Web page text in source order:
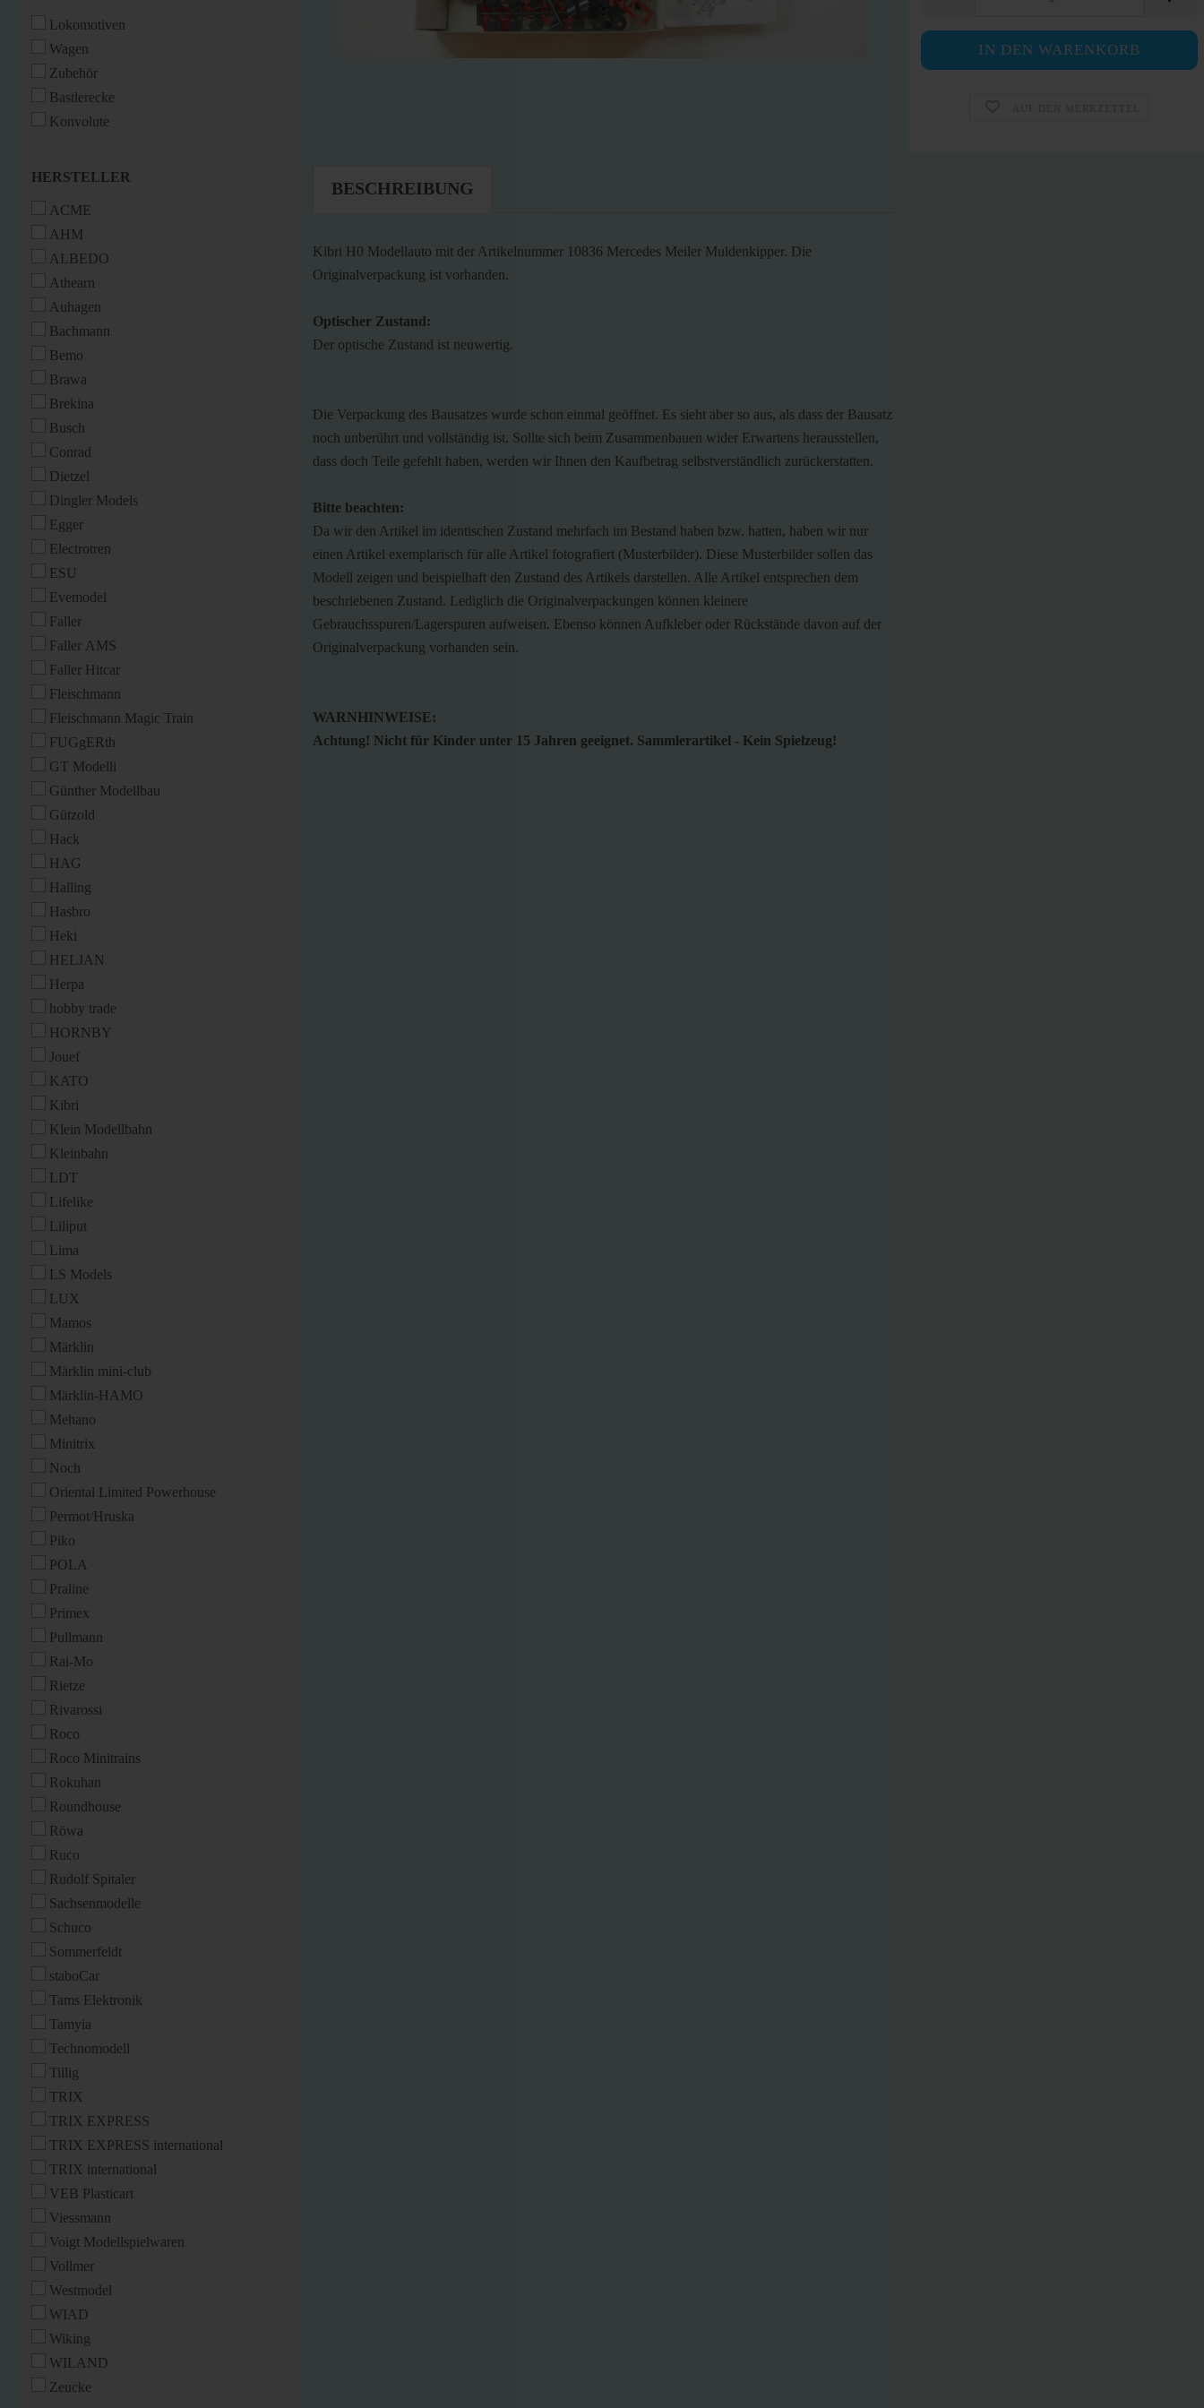
BESCHREIBUNG
Kibri H0 Modellauto mit der Artikelnummer 10836 Mercedes Meiler Muldenkipper. Die
Originalverpackung ist vorhanden.
Optischer Zustand:
Der optische Zustand ist neuwertig.
Die Verpackung des Bausatzes wurde schon einmal geöffnet. Es sieht aber so aus, als dass der Bausatz
noch unberührt und vollständig ist. Sollte sich beim Zusammenbauen wider Erwartens herausstellen,
dass doch Teile gefehlt haben, werden wir Ihnen den Kaufbetrag selbstverständlich zurückerstatten.
Bitte beachten:
Da wir den Artikel im identischen Zustand mehrfach im Bestand haben bzw. hatten, haben wir nur
einen Artikel exemplarisch für alle Artikel fotografiert (Musterbilder). Diese Musterbilder sollen das
Modell zeigen und beispielhaft den Zustand des Artikels darstellen. Alle Artikel entsprechen dem
beschriebenen Zustand. Lediglich die Originalverpackungen können kleinere
Gebrauchsspuren/Lagerspuren aufweisen. Ebenso können Aufkleber oder Rückstände davon auf der
Originalverpackung vorhanden sein.
WARNHINWEISE:
Achtung! Nicht für Kinder unter 15 Jahren geeignet. Sammlerartikel - Kein Spielzeug!
Lokomotiven
Wagen
Zubehör
Bastlerecke
Konvolute
HERSTELLER
HERSTELLER
ACME
AHM
ALBEDO
Athearn
Auhagen
Bachmann
Bemo
Brawa
Brekina
Busch
Conrad
Dietzel
Dingler Models
Egger
Electrotren
ESU
Evemodel
Faller
Faller AMS
Faller Hitcar
Fleischmann
Fleischmann Magic Train
FUGgERth
GT Modelli
Günther Modellbau
Gützold
Hack
HAG
Halling
Hasbro
Heki
HELJAN
Herpa
hobby trade
HORNBY
Jouef
KATO
Kibri
Klein Modellbahn
Kleinbahn
LDT
Lifelike
Liliput
Lima
LS Models
LUX
Mamos
Märklin
Märklin mini-club
Märklin-HAMO
Mehano
Minitrix
Noch
Oriental Limited Powerhouse
Permot/Hruska
Piko
POLA
Praline
Primex
Pullmann
Rai-Mo
Rietze
Rivarossi
Roco
Roco Minitrains
Rokuhan
Roundhouse
Röwa
Ruco
Rudolf Spitaler
Sachsenmodelle
Schuco
Sommerfeldt
staboCar
Tams Elektronik
Tamyia
Technomodell
Tillig
TRIX
TRIX EXPRESS
TRIX EXPRESS international
TRIX international
VEB Plasticart
Viessmann
Voigt Modellspielwaren
Vollmer
Westmodel
WIAD
Wiking
WILAND
Zeucke